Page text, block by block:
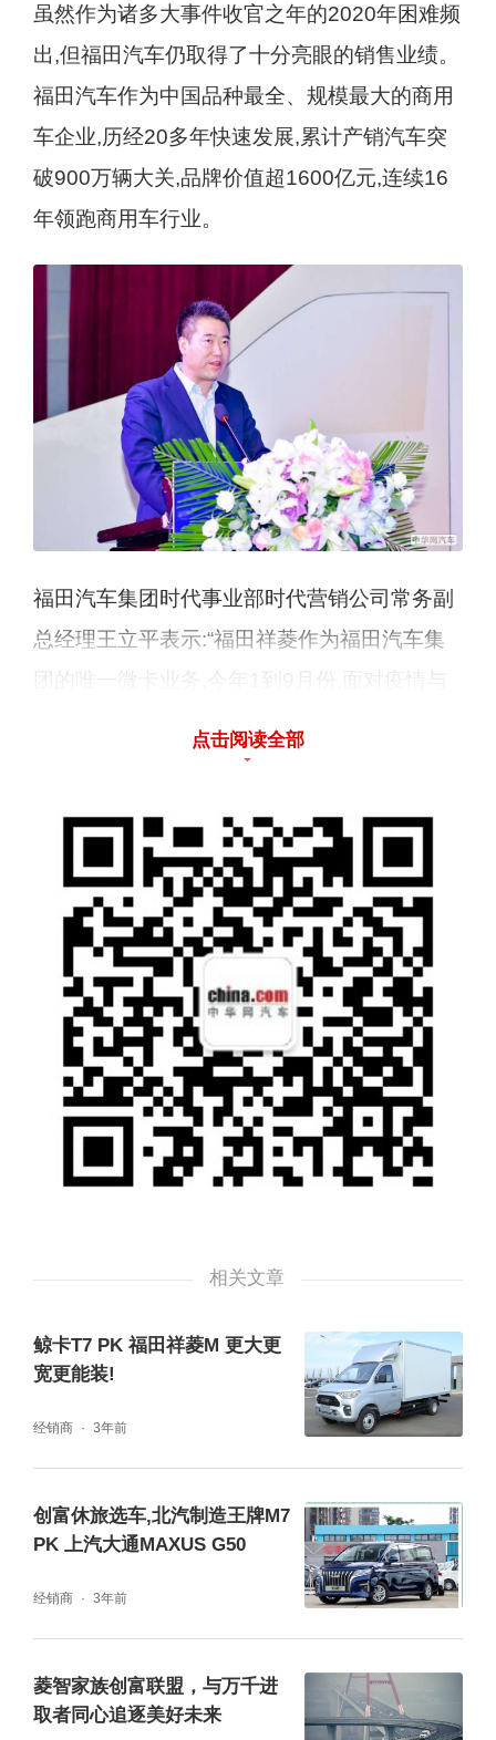
虽然作为诸多大事件收官之年的2020年困难频
出,但福田汽车仍取得了十分亮眼的销售业绩。
福田汽车作为中国品种最全、规模最大的商用
车企业,历经20多年快速发展,累计产销汽车突
破900万辆大关,品牌价值超1600亿元,连续16
年领跑商用车行业。
福田汽车集团时代事业部时代营销公司常务副
总经理王立平表示:“福田祥菱作为福田汽车集
团的唯一微卡业务,今年1到9月份,面对疫情与
月销量破万辆,实现逆势增长。其中,在冷藏车
露天经济创业过程中颇受用户青睐的翼展车,每
卖出10台,更有8台是祥菱,成为真正的‘爆款神
车’”。
压倒性的市场占有率是祥菱人植根中国微卡市
场、深入市场一线、洞察用户需求所作出的诸
多努力。除了用心打造高品质车辆,福田祥菱还
专门为用户量身定制诸如“幸福三重奏”等服务
举措,通过线上线下竞赛、代表人物言传身教以
及互动团体等诸多灵活方式,不仅打造中国老百
姓用着好的创富车,还要帮助用户更快更稳地走
向幸福之路。
“福田祥菱幸福日”全国正式启动,幸福星家庭现
点击阅读全部
相关文章
鲸卡T7 PK 福田祥菱M 更大更
宽更能装!
经销商 3年前
创富休旅选车,北汽制造王牌M7
PK 上汽大通MAXUS G50
经销商 3年前
菱智家族创富联盟，与万千进
取者同心追逐美好未来